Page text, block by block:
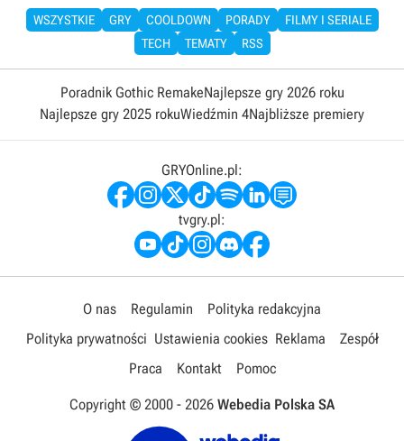
WSZYSTKIE GRY COOLDOWN PORADY
FILMY I SERIALE
TECH
TEMATY RSS
Poradnik Gothic RemakeNajlepsze gry 2026 roku
Najlepsze gry 2025 rokuWiedźmin 4Najbliższe premiery
GRYOnline.pl:
tvgry.pl:
O nas Regulamin
Polityka redakcyjna
Polityka prywatności Ustawienia cookies Reklama
Zespół
Praca
Kontakt Pomoc
Copyright © 2000 - 2026 Webedia Polska SA